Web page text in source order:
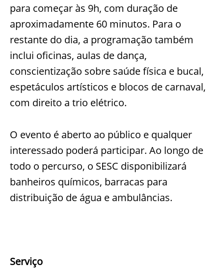
para começar às 9h, com duração de
aproximadamente 60 minutos. Para o
restante do dia, a programação também
inclui oficinas, aulas de dança,
conscientização sobre saúde física e bucal,
espetáculos artísticos e blocos de carnaval,
com direito a trio elétrico.
O evento é aberto ao público e qualquer
interessado poderá participar. Ao longo de
todo o percurso, o SESC disponibilizará
banheiros químicos, barracas para
distribuição de água e ambulâncias.
Serviço